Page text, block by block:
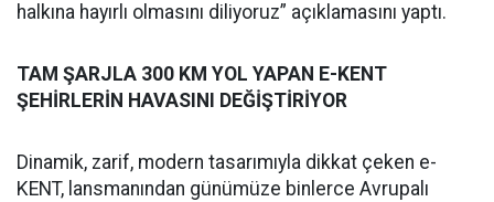
halkına hayırlı olmasını diliyoruz” açıklamasını yaptı.
TAM ŞARJLA 300 KM YOL YAPAN E-KENT
ŞEHİRLERİN HAVASINI DEĞİŞTİRİYOR
Dinamik, zarif, modern tasarımıyla dikkat çeken e-
KENT, lansmanından günümüze binlerce Avrupalı